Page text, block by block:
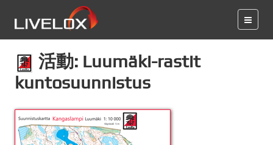
活動: Luumäki-rastit
kuntosuunnistus